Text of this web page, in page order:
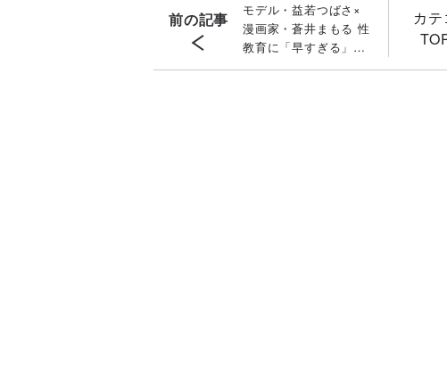
前の記事
モデル・益若つばさ×
漫画家・蒼井まもる 性
教育に「早すぎる」は
ありえない
カテ